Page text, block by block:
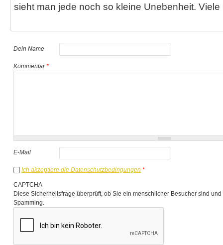
sieht man jede noch so kleine Unebenheit. Viele
Dein Name
Kommentar*
E-Mail
Ich akzeptiere die Datenschutzbedingungen *
CAPTCHA
Diese Sicherheitsfrage überprüft, ob Sie ein menschlicher Besucher sind
Spamming.